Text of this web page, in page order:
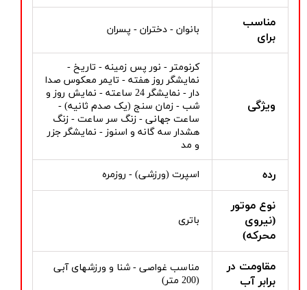
مناسب
برای
بانوان - دختران - پسران
ویژگی
کرنومتر - نور پس زمینه - تاریخ -
نمایشگر روز هفته - تایمر معکوس صدا
دار - نمایشگر 24 ساعته - نمایش روز و
شب - زمان سنج (یک صدم ثانیه) -
ساعت جهانی - زنگ سر ساعت - زنگ
هشدار سه گانه و اسنوز - نمایشگر جزر
و مد
رده اسپرت (ورزشی) - روزمره
نوع موتور
(نیروی
محرکه)
باتری
مقاومت در
برابر آب
مناسب غواصی - شنا و ورزشهای آبی
(200 متر)